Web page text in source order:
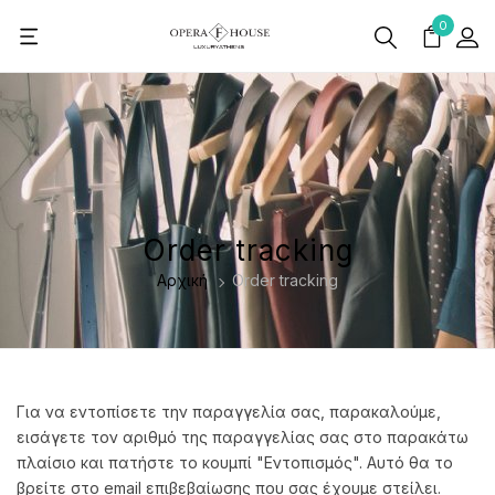
0
Order tracking
Αρχική Order tracking
Για να εντοπίσετε την παραγγελία σας, παρακαλούμε,
εισάγετε τον αριθμό της παραγγελίας σας στο παρακάτω
πλαίσιο και πατήστε το κουμπί "Εντοπισμός". Αυτό θα το
βρείτε στο email επιβεβαίωσης που σας έχουμε στείλει.